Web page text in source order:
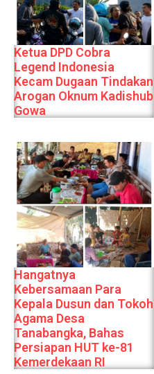
Ketua DPD Cobra
Legend Indonesia
Kecam Dugaan Tindakan
Arogan Oknum Kadishub
Gowa
Hangatnya
Kebersamaan Para
Kepala Dusun dan Tokoh
Agama Desa
Tanabangka, Bahas
Persiapan HUT ke-81
Kemerdekaan RI